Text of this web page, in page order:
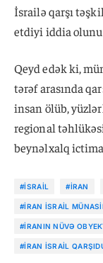
İsrailə qarşı
etdiyi iddia
Qeyd edək ki,
tərəf arasında
insan ölüb,
regional
beynəlxalq
#İSRAIL #İRAN
#İRAN İSRAIL
#İRANIN NÜVƏ
#İRAN İSRAIL